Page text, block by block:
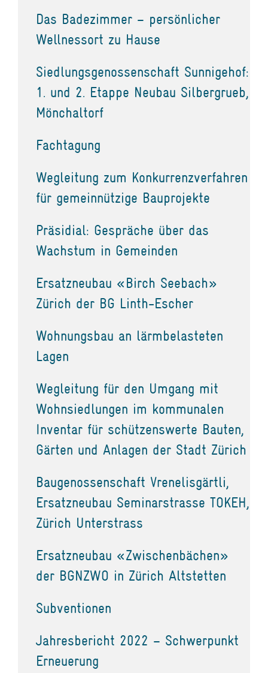
Das Badezimmer – persönlicher
Wellnessort zu Hause
Siedlungsgenossenschaft Sunnigehof:
1. und 2. Etappe Neubau Silbergrueb,
Mönchaltorf
Fachtagung
Wegleitung zum Konkurrenzverfahren
für gemeinnützige Bauprojekte
Präsidial: Gespräche über das
Wachstum in Gemeinden
Ersatzneubau «Birch Seebach»
Zürich der BG Linth-Escher
Wohnungsbau an lärmbelasteten
Lagen
Wegleitung für den Umgang mit
Wohnsiedlungen im kommunalen
Inventar für schützenswerte Bauten,
Gärten und Anlagen der Stadt Zürich
Baugenossenschaft Vrenelisgärtli,
Ersatzneubau Seminarstrasse TOKEH,
Zürich Unterstrass
Ersatzneubau «Zwischenbächen»
der BGNZWO in Zürich Altstetten
Subventionen
Jahresbericht 2022 – Schwerpunkt
Erneuerung